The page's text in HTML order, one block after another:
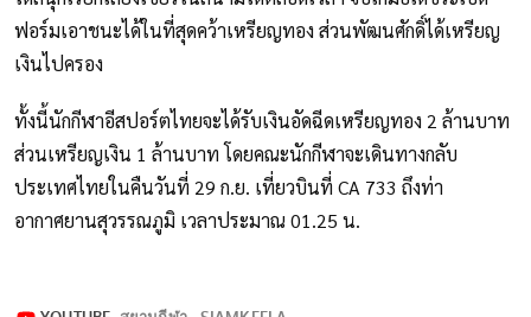
ฟอร์มเอาชนะได้ในที่สุดคว้าเหรียญทอง ส่วนพัฒนศักดิ์ได้เหรียญ
เงินไปครอง
ทั้งนี้นักกีฬาอีสปอร์ตไทยจะได้รับเงินอัดฉีดเหรียญทอง 2 ล้านบาท
ส่วนเหรียญเงิน 1 ล้านบาท โดยคณะนักกีฬาจะเดินทางกลับ
ประเทศไทยในคืนวันที่ 29 ก.ย. เที่ยวบินที่ CA 733 ถึงท่า
อากาศยานสุวรรณภูมิ เวลาประมาณ 01.25 น.